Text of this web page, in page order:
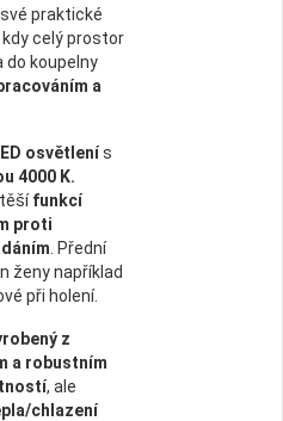
praktické
celý prostor
do koupelny
a
osvětlenís
4000 K.
funkcí
proti
. Přední
ženy například
při holení.
z
a robustním
, ale
chlazení